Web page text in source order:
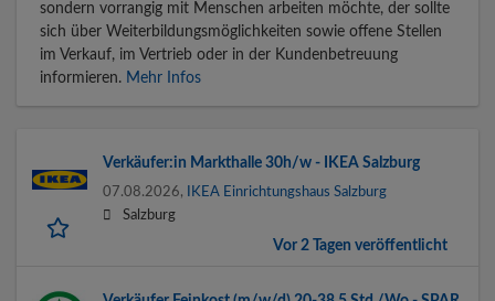
sondern vorrangig mit Menschen arbeiten möchte, der sollte
sich über Weiterbildungsmöglichkeiten sowie offene Stellen
im Verkauf, im Vertrieb oder in der Kundenbetreuung
informieren. Mehr Infos
Verkäufer:in Markthalle 30h/w - IKEA Salzburg
07.08.2026,
IKEA Einrichtungshaus Salzburg
Salzburg
Vor 2 Tagen veröffentlicht